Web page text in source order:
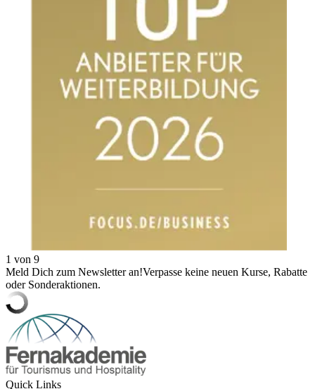
1 von 9
Meld Dich zum Newsletter an!Verpasse keine neuen Kurse, Rabatte
oder Sonderaktionen.
Quick Links